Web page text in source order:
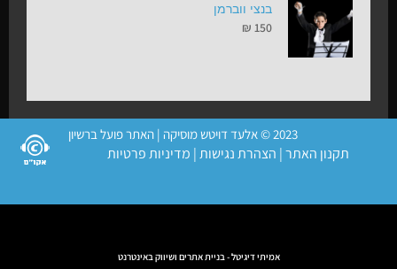
בנצי ווברמן
₪ 150
2023 © אלעד דויטש מוסיקה | האתר פועל ברשיון
תקנון האתר| הצהרת נגישות| מדיניות פרטיות
אמיתי דיגיטל - בניית אתרים ושיווק באינטרנט